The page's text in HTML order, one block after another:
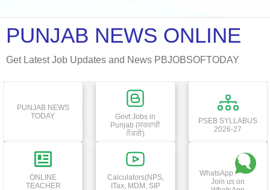
PUNJAB NEWS ONLINE
Get Latest Job Updates and News PBJOBSOFTODAY
PUNJAB NEWS
TODAY
Govt Jobs in
Punjab (ਸਰਕਾਰੀ
ਨੌਕਰੀ)
PSEB SYLLABUS
2026-27
ONLINE
TEACHER
Calculators(NPS,
ITax, MDM, SIP
WhatsApp
Join us on